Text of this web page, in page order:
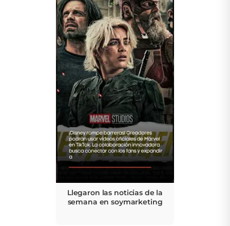
Llegaron las noticias de la
semana en soymarketing